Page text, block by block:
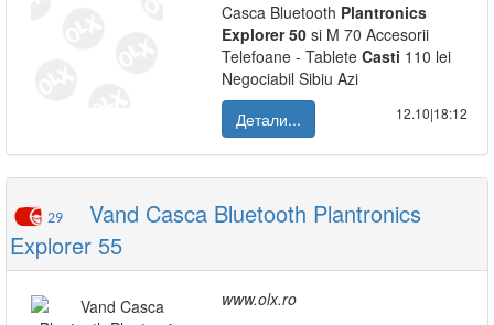
Casca Bluetooth Plantronics
Explorer 50 si M 70 Accesorii
Telefoane - Tablete Casti 110 lei
Negociabil Sibiu Azi
Детали...
12.10|18:12
29
Vand Casca Bluetooth Plantronics
Explorer 55
www.olx.ro